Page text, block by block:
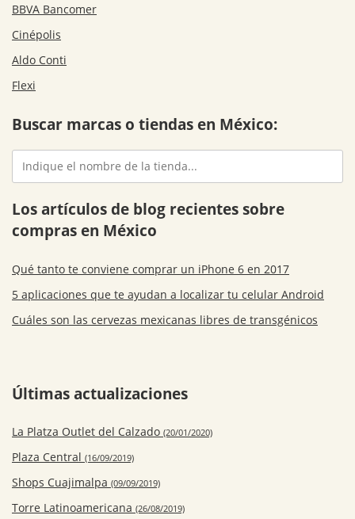
BBVA Bancomer
Cinépolis
Aldo Conti
Flexi
Buscar marcas o tiendas en México:
Los artículos de blog recientes sobre
compras en México
Qué tanto te conviene comprar un iPhone 6 en 2017
5 aplicaciones que te ayudan a localizar tu celular Android
Cuáles son las cervezas mexicanas libres de transgénicos
Últimas actualizaciones
La Platza Outlet del Calzado (20/01/2020)
Plaza Central (16/09/2019)
Shops Cuajimalpa (09/09/2019)
Torre Latinoamericana (26/08/2019)